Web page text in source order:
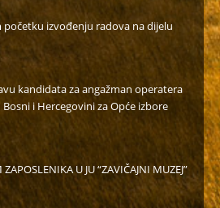
izvođenju radova na dijelu
kandidata za angažman operatera
i Hercegovini za Opće izbore
U JU “ZAVIČAJNI MUZEJ”